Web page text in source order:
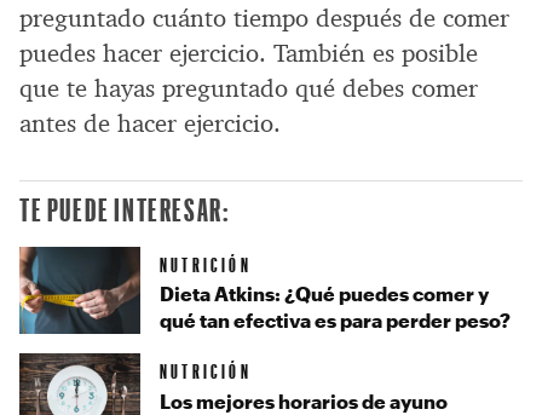
preguntado cuánto tiempo después de comer
puedes hacer ejercicio. También es posible
que te hayas preguntado qué debes comer
antes de hacer ejercicio.
TE PUEDE INTERESAR:
NUTRICIÓN
Dieta Atkins: ¿Qué puedes comer y
qué tan efectiva es para perder peso?
NUTRICIÓN
Los mejores horarios de ayuno